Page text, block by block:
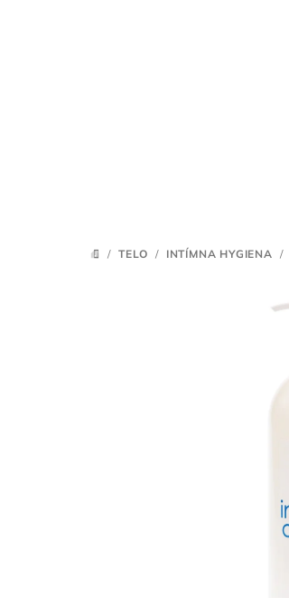
DOMOV
/ TELO / INTÍMNA HYGIENA /